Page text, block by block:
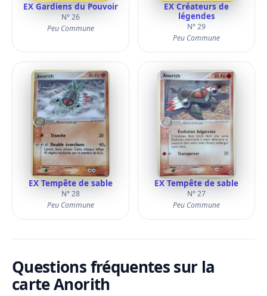
EX Gardiens du Pouvoir
N° 26
Peu Commune
EX Créateurs de
légendes
N° 29
Peu Commune
EX Tempête de sable
N° 28
Peu Commune
EX Tempête de sable
N° 27
Peu Commune
Questions fréquentes sur la
carte Anorith